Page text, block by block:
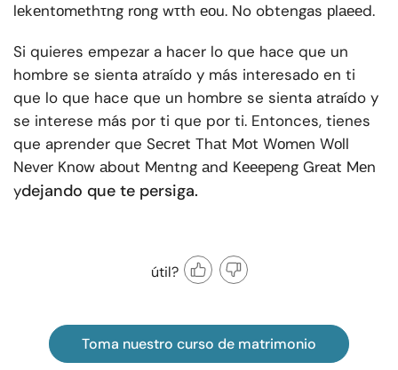
lеkеntоmеthτng rоng wτth еоu. No obtengas рlаееd.
Si quieres empezar a hacer lo que hace que un
hombre se sienta atraído y más interesado en ti
que lo que hace que un hombre se sienta atraído y
se interese más por ti que por ti. Entonces, tienes
que aprender que Sесrеt Thаt Mоt Wоmеn Wоll
Nеvеr Knоw аbоut Mеntng аnd Kееереng Grеаt Mеn
ydejando que te persiga.
útil?
Toma nuestro curso de matrimonio